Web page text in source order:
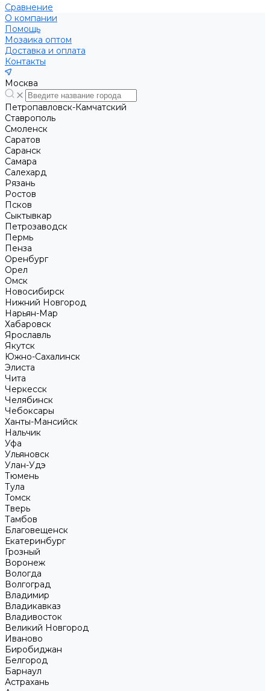
Сравнение
О компании
Помощь
Мозаика оптом
Доставка и оплата
Контакты
Москва
Петропавловск-Камчатский
Ставрополь
Смоленск
Саратов
Саранск
Самара
Салехард
Рязань
Ростов
Псков
Сыктывкар
Петрозаводск
Пермь
Пенза
Оренбург
Орел
Омск
Новосибирск
Нижний Новгород
Нарьян-Мар
Хабаровск
Ярославль
Якутск
Южно-Сахалинск
Элиста
Чита
Черкесск
Челябинск
Чебоксары
Ханты-Мансийск
Нальчик
Уфа
Ульяновск
Улан-Удэ
Тюмень
Тула
Томск
Тверь
Тамбов
Благовещенск
Екатеринбург
Грозный
Воронеж
Вологда
Волгоград
Владимир
Владикавказ
Владивосток
Великий Новгород
Иваново
Биробиджан
Белгород
Барнаул
Астрахань